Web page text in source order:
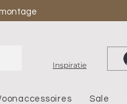
Inspiratie
Sale